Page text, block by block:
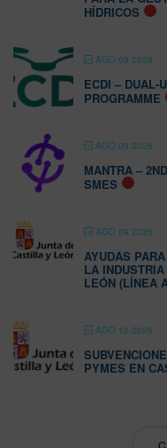
HÍDRICOS
AGO 09 2026
ECDI – DUAL-
PROGRAMME
AGO 09 2026
MANTRA –
SMES
AGO 09 2026
AYUDAS
LA
LEÓN (LÍNEA
AGO 10 2026
PYMES EN